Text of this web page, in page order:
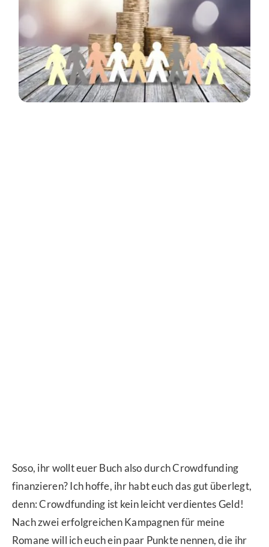
Soso, ihr wollt euer Buch also durch Crowdfunding
finanzieren? Ich hoffe, ihr habt euch das gut überlegt,
denn: Crowdfunding ist kein leicht verdientes Geld!
Nach zwei erfolgreichen Kampagnen für meine
Romane will ich euch ein paar Punkte nennen, die ihr